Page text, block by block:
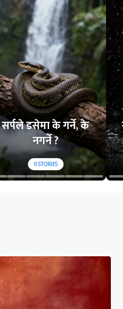
सर्पले डसेमा के गर्ने, के
नगर्ने ?
6STORIES